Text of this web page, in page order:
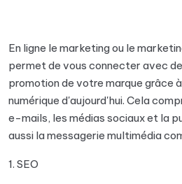
En ligne le marketing ou le
permet de vous connecter avec
promotion de votre marque grâce
numérique d'aujourd'hui. Cela
e-mails, les médias sociaux et la
aussi la messagerie multimédia
1. SEO